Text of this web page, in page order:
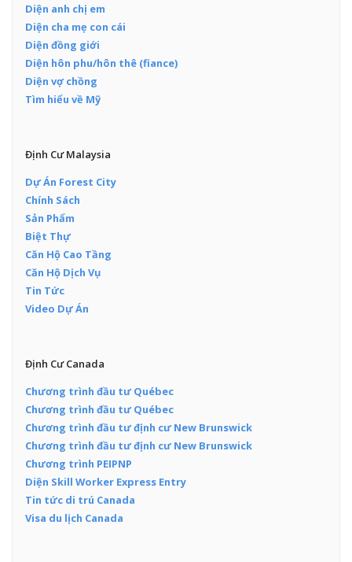
Diện anh chị em
Diện cha mẹ con cái
Diện đồng giới
Diện hôn phu/hôn thê (fiance)
Diện vợ chồng
Tìm hiểu về Mỹ
Định Cư Malaysia
Dự Án Forest City
Chính Sách
Sản Phẩm
Biệt Thự
Căn Hộ Cao Tầng
Căn Hộ Dịch Vụ
Tin Tức
Video Dự Án
Định Cư Canada
Chương trình đầu tư Québec
Chương trình đầu tư Québec
Chương trình đầu tư định cư New Brunswick
Chương trình đầu tư định cư New Brunswick
Chương trình PEIPNP
Diện Skill Worker Express Entry
Tin tức di trú Canada
Visa du lịch Canada